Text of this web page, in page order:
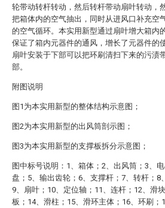
轮带动转杆转动，然后转杆带动扇叶转动，
把箱体内的空气抽出，同时从进风口补充空
的空气循环。本实用新型通过扇叶增大箱内
保证了箱内元器件的通风，增长了元器件的
扇叶安装于下部可以把环刷清扫下来的污渍
部。
附图说明
图1为本实用新型的整体结构示意图；
图2为本实用新型的出风筒剖示图；
图3为本实用新型的支撑板拆分示意图；
图中标号说明：1、箱体；2、出风筒；3、
盘；5、输出齿轮；6、支撑杆；7、转杆；8
9、扇叶；10、定位轴；11、连杆；12、滑
板；14、滑柱；15、滑环主体；16、环刷；